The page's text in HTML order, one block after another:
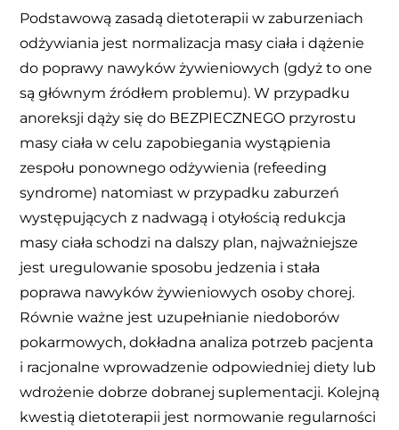
Podstawową zasadą dietoterapii w zaburzeniach
odżywiania jest normalizacja masy ciała i dążenie
do poprawy nawyków żywieniowych (gdyż to one
są głównym źródłem problemu). W przypadku
anoreksji dąży się do BEZPIECZNEGO przyrostu
masy ciała w celu zapobiegania wystąpienia
zespołu ponownego odżywienia (refeeding
syndrome) natomiast w przypadku zaburzeń
występujących z nadwagą i otyłością redukcja
masy ciała schodzi na dalszy plan, najważniejsze
jest uregulowanie sposobu jedzenia i stała
poprawa nawyków żywieniowych osoby chorej.
Równie ważne jest uzupełnianie niedoborów
pokarmowych, dokładna analiza potrzeb pacjenta
i racjonalne wprowadzenie odpowiedniej diety lub
wdrożenie dobrze dobranej suplementacji. Kolejną
kwestią dietoterapii jest normowanie regularności